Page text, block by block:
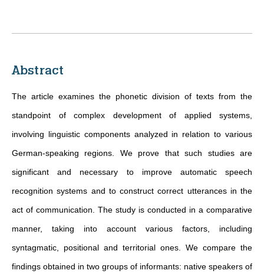
Abstract
The article examines the phonetic division of texts from the
standpoint of complex development of applied systems,
involving linguistic components analyzed in relation to various
German-speaking regions. We prove that such studies are
significant and necessary to improve automatic speech
recognition systems and to construct correct utterances in the
act of communication. The study is conducted in a comparative
manner, taking into account various factors, including
syntagmatic, positional and territorial ones. We compare the
findings obtained in two groups of informants: native speakers of